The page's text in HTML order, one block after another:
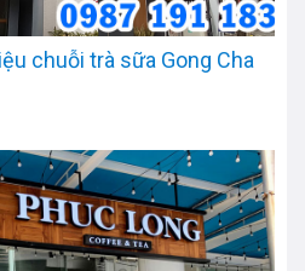
chuỗi trà sữa Gong Cha